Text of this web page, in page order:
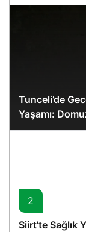
Tunceli’de
Yaşamı:
2
Siirt’te Sağlık